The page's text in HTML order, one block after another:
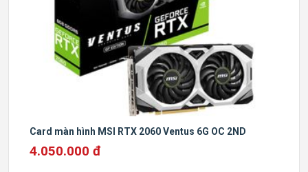
Card màn hình MSI RTX 2060 Ventus 6G OC 2ND
4.050.000 đ